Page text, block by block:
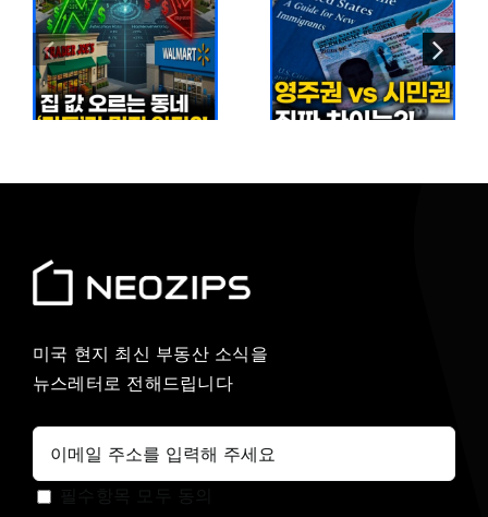
2026년 미국
영주권 vs
시민권 완벽
비교
미국 이민
감소 현실…
5개월 만에
140만 명
줄어든 이유
미국 현지 최신 부동산 소식을
뉴스레터로 전해드립니다